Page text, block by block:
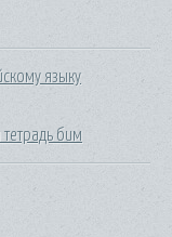
языку
бим